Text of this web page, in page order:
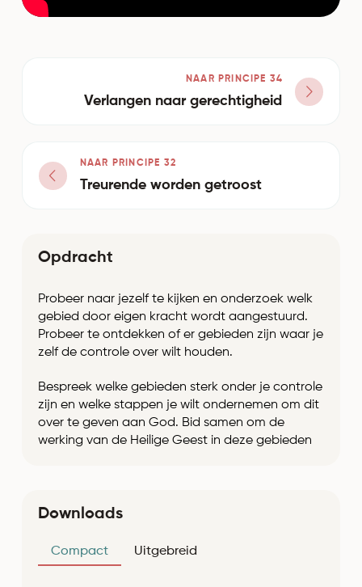
NAAR PRINCIPE 34
Verlangen naar gerechtigheid
NAAR PRINCIPE 32
Treurende worden getroost
Opdracht
Probeer naar jezelf te kijken en onderzoek welk
gebied door eigen kracht wordt aangestuurd.
Probeer te ontdekken of er gebieden zijn waar je
zelf de controle over wilt houden.
Bespreek welke gebieden sterk onder je controle
zijn en welke stappen je wilt ondernemen om dit
over te geven aan God. Bid samen om de
werking van de Heilige Geest in deze gebieden
Downloads
Compact Uitgebreid